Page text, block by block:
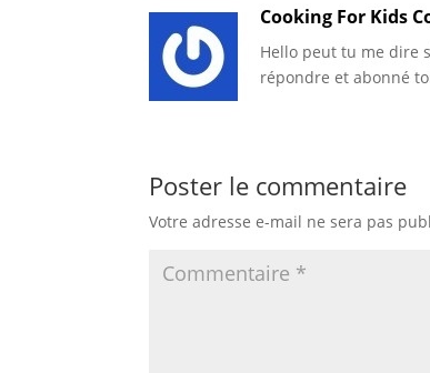
Cooking For Kids
Hello peut tu me dire
répondre et abonné
Poster le commentaire
Votre adresse e-mail ne sera pas